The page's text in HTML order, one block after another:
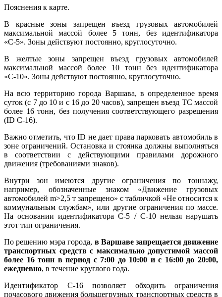
Пояснения к карте.
В красные зоны запрещен въезд грузовых автомобилей
максимальной массой более 5 тонн, без идентификатора
«С-5». Зоны действуют постоянно, круглосуточно.
В желтые зоны запрещен въезд грузовых автомобилей
максимальной массой более 10 тонн без идентификатора
«С-10». Зоны действуют постоянно, круглосуточно.
На всю территорию города Варшава, в определенное время
суток (с 7 до 10 и с 16 до 20 часов), запрещен въезд ТС массой
более 16 тонн, без получения соответствующего разрешения
(ID С-16).
Важно отметить, что ID не дает права парковать автомобиль в
зоне ограничений. Остановка и стоянка должны выполняться
в соответствии с действующими правилами дорожного
движения (требованиями знаков).
Внутри зон имеются другие ограничения по тоннажу,
например, обозначенные знаком «Движение грузовых
автомобилей m>2,5 т запрещено» с табличкой «Не относится к
коммунальным службам», или другие ограничения по массе.
На основании идентификатора C-5 / C-10 нельзя нарушать
этот тип ограничения.
По решению мэра города, в Варшаве запрещается движение
транспортных средств с максимально допустимой массой
более 16 тонн в период с 7:00 до 10:00 и с 16:00 до 20:00,
ежедневно, в течение круглого года.
Идентификатор C-16 позволяет обходить ограничения
почасового движения большегрузных транспортных средств в